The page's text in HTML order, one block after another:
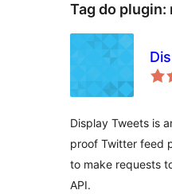
Tag do plugin:
Display Tweets is
proof Twitter feed
to make requests
API.